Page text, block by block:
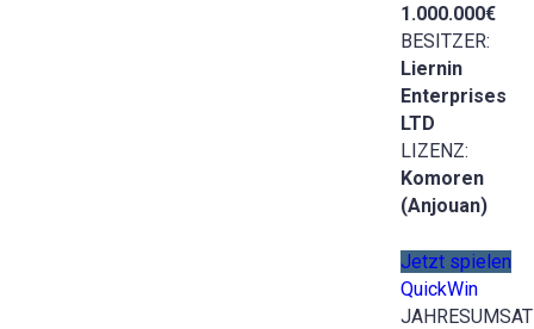
1.000.000€
BESITZER:
Liernin
Enterprises
LTD
LIZENZ:
Komoren
(Anjouan)
Jetzt spielen
QuickWin